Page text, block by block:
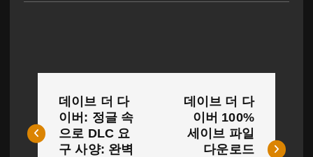
색
데이브 더 다
이버: 정글 속
으로 DLC 요
구 사양: 완벽
데이브 더 다
이버 100%
세이브 파일
다운로드